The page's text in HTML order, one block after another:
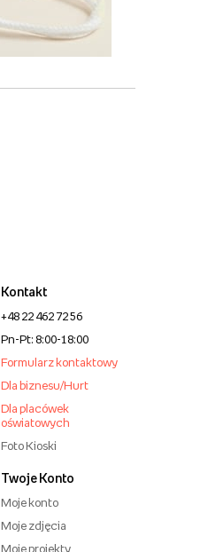
Kontakt
+48 22 462 72 56
Pn-Pt: 8:00-18:00
Formularz kontaktowy
Dla biznesu/Hurt
Dla placówek
oświatowych
Foto Kioski
Twoje Konto
Moje konto
Moje zdjęcia
Moje projekty